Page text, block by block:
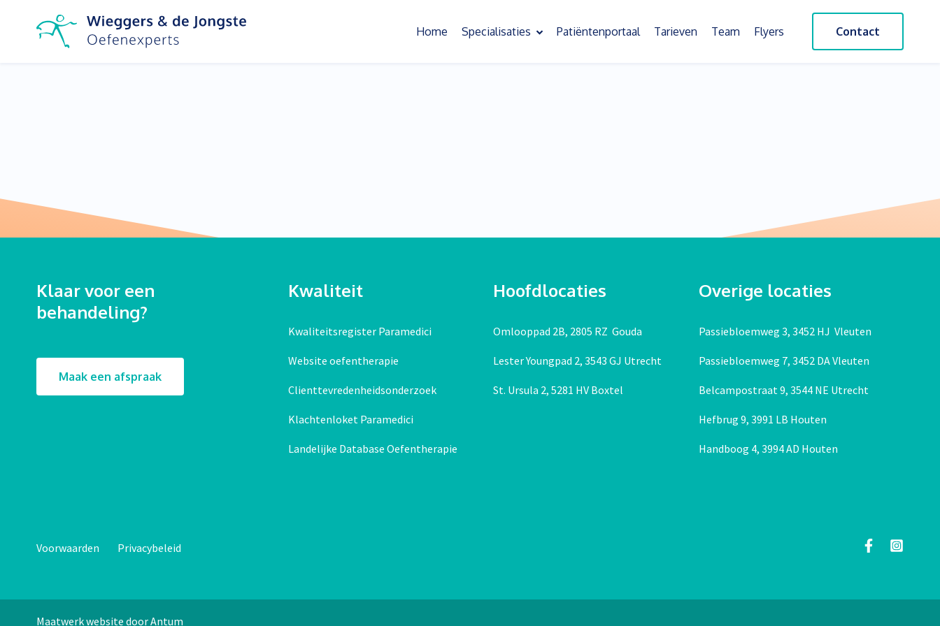
Home Specialisaties
Scoliose oefentherapie
Sensorische informatieverwerking
Patiëntenportaal Tarieven Team Flyers Contact
Klaar voor een
behandeling?
Maak een afspraak
Kwaliteit
Kwaliteitsregister Paramedici
Website oefentherapie
Clienttevredenheidsonderzoek
Klachtenloket Paramedici
Landelijke Database Oefentherapie
Hoofdlocaties
Omlooppad 2B, 2805 RZ Gouda
Lester Youngpad 2, 3543 GJ Utrecht
St. Ursula 2, 5281 HV Boxtel
Overige locaties
Passiebloemweg 3, 3452 HJ Vleuten
Passiebloemweg 7, 3452 DA Vleuten
Belcampostraat 9, 3544 NE Utrecht
Hefbrug 9, 3991 LB Houten
Handboog 4, 3994 AD Houten
Voorwaarden Privacybeleid
Maatwerk website door Antum